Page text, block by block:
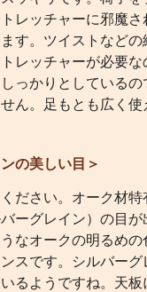
レッチャーに邪魔さ
す。ツイストなど
レッチャーが必要な
っかりとしているの
ん。足もとも広く使
の美しい目＞
ださい。オーク材特
ーグレイン）の目が
なオークの明るめの
スです。シルバーグ
るようですね。天板